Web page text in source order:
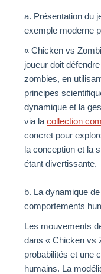
a. Présentation du
exemple moderne
« Chicken vs
joueur doit
zombies, en
principes
dynamique et la
via lacollection
concret pour
la conception et la
étant divertissante.
b. La dynamique
comportements
Les mouvements
dans « Chicken vs
probabilités et une
humains. La